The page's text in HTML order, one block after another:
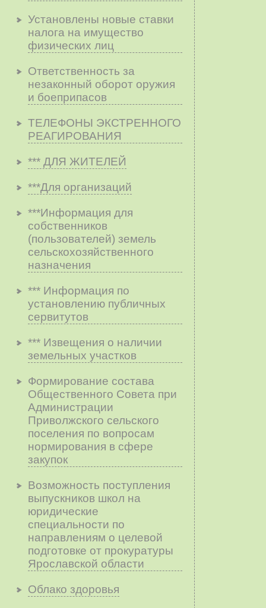
Установлены новые ставки
налога на имущество
физических лиц
Ответственность за
незаконный оборот оружия
и боеприпасов
ТЕЛЕФОНЫ ЭКСТРЕННОГО
РЕАГИРОВАНИЯ
*** ДЛЯ ЖИТЕЛЕЙ
***Для организаций
***Информация для
собственников
(пользователей) земель
сельскохозяйственного
назначения
*** Информация по
установлению публичных
сервитутов
*** Извещения о наличии
земельных участков
Формирование состава
Общественного Совета при
Администрации
Приволжского сельского
поселения по вопросам
нopмиpoвaния в cфepe
зaкyпoк
Возможность поступления
выпускников школ на
юридические
специальности по
направлениям о целевой
подготовке от прокуратуры
Ярославской области
Облако здоровья